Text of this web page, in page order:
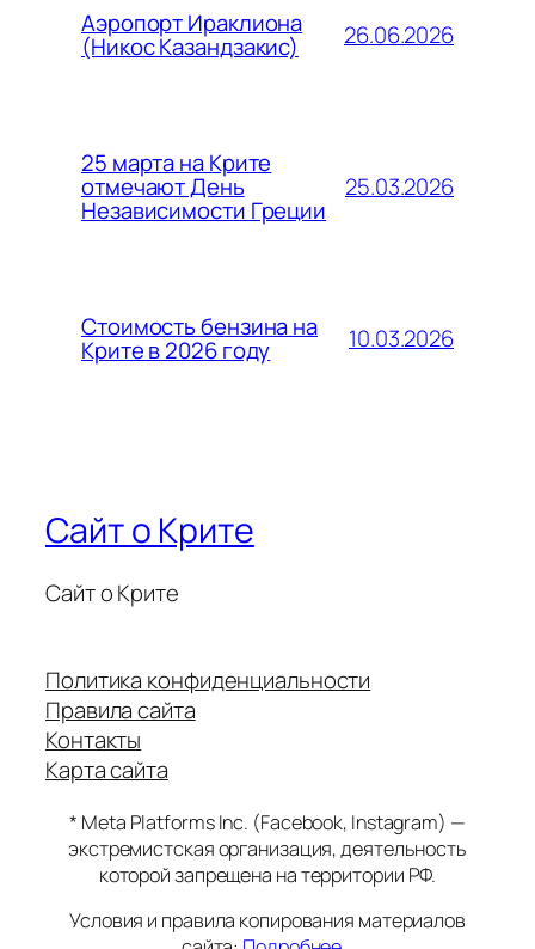
Аэропорт Ираклиона
(Никос Казандзакис) 26.06.2026
25 марта на Крите
отмечают День
Независимости Греции
25.03.2026
Стоимость бензина на
Крите в 2026 году 10.03.2026
Сайт о Крите
Сайт о Крите
Политика конфиденциальности
Правила сайта
Контакты
Карта сайта
* Meta Platforms Inc. (Facebook, Instagram) —
экстремистская организация, деятельность
которой запрещена на территории РФ.
Условия и правила копирования материалов